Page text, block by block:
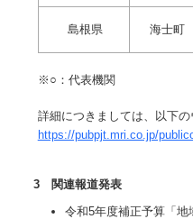
島根県 海士町
※○：代表機関
詳細につきましては、以下の
https://pubpjt.mri.co.jp/
3 関連報道発表
令和5年度補正予算「